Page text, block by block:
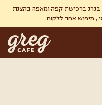
ועיוורים זכאים ל-50% הנחה בגרג ברכישת קפה ומאפה בהצגת
, מימוש אחד ללקוח.